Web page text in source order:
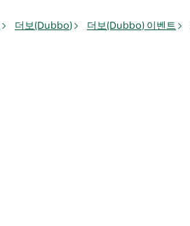
더보(Dubbo) 더보(Dubbo) 이벤트